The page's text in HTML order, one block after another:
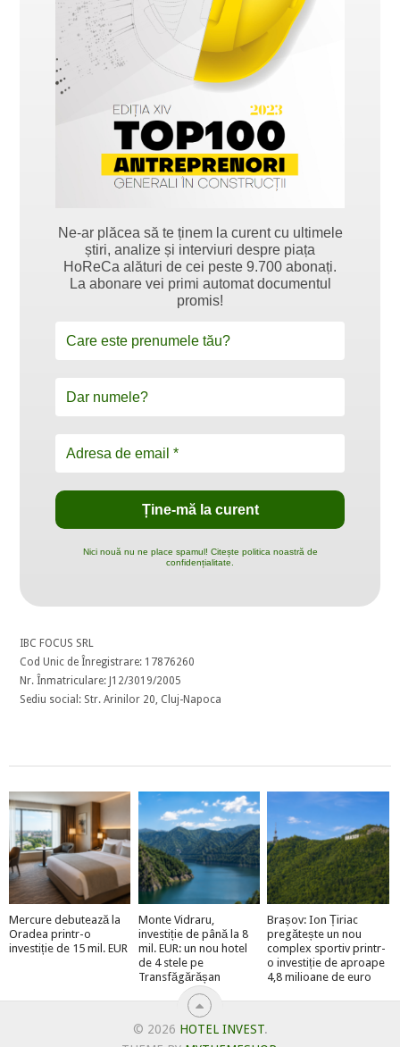
Ne-ar plăcea să te ținem la curent cu ultimele
știri, analize și interviuri despre piața
HoReCa alături de cei peste 9.700 abonați.
La abonare vei primi automat documentul
promis!
Nici nouă nu ne place spamul! Citește politica noastră de
confidențialitate.
IBC FOCUS SRL
Cod Unic de Înregistrare: 17876260
Nr. Înmatriculare: J12/3019/2005
Sediu social: Str. Arinilor 20, Cluj-Napoca
Mercure debutează la
Oradea printr-o
investiție de 15 mil. EUR
Monte Vidraru,
investiție de până la 8
mil. EUR: un nou hotel
de 4 stele pe
Transfăgărășan
Brașov: Ion Țiriac
pregătește un nou
complex sportiv printr-
o investiție de aproape
4,8 milioane de euro
© 2026 HOTEL INVEST.